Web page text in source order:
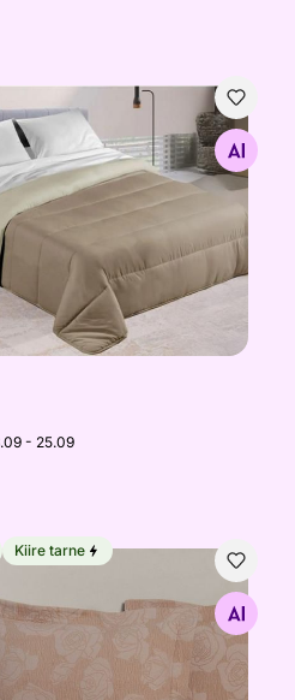
Otsi sarnaseid
- 25.09
50x50cm
Otsi sarnaseid
Kiire tarne